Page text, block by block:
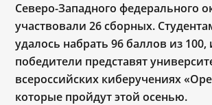
Северо-Западного федерального
участвовали 26 сборных.
удалось набрать 96 баллов из 100,
победители представят
всероссийских киберучениях
которые пройдут этой осенью.